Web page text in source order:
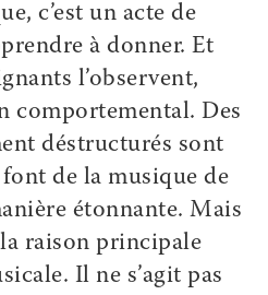
c’est un acte de
à donner. Et
l’observent,
comportemental. Des
déstructurés sont
de la musique de
étonnante. Mais
raison principale
Il ne s’agit pas